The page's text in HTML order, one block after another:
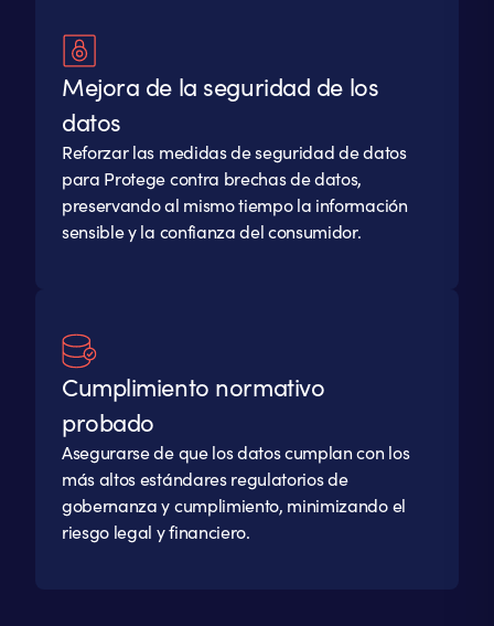
Mejora de la seguridad de los
datos
Reforzar las medidas de seguridad de datos
para Protege contra brechas de datos,
preservando al mismo tiempo la información
sensible y la confianza del consumidor.
Cumplimiento normativo
probado
Asegurarse de que los datos cumplan con los
más altos estándares regulatorios de
gobernanza y cumplimiento, minimizando el
riesgo legal y financiero.